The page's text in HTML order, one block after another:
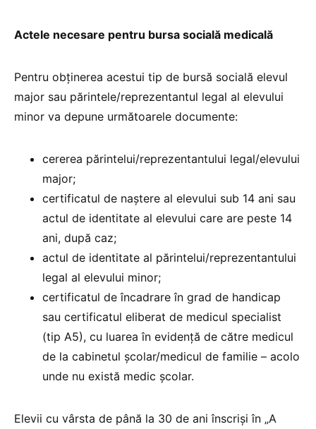
Actele necesare pentru bursa socială medicală
Pentru obținerea acestui tip de bursă socială elevul
major sau părintele/reprezentantul legal al elevului
minor va depune următoarele documente:
cererea părintelui/reprezentantului legal/elevului
major;
certificatul de naștere al elevului sub 14 ani sau
actul de identitate al elevului care are peste 14
ani, după caz;
actul de identitate al părintelui/reprezentantului
legal al elevului minor;
certificatul de încadrare în grad de handicap
sau certificatul eliberat de medicul specialist
(tip A5), cu luarea în evidență de către medicul
de la cabinetul școlar/medicul de familie – acolo
unde nu există medic școlar.
Elevii cu vârsta de până la 30 de ani înscriși în „A